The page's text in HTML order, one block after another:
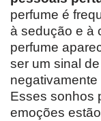
perfume é
à sedução e à
perfume
ser um sinal
Esses sonhos
emoções